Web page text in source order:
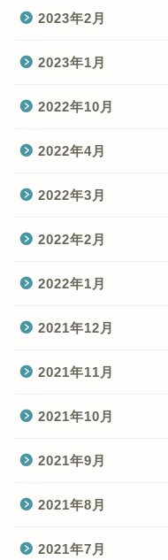
2023年2月
2023年1月
2022年10月
2022年4月
2022年3月
2022年2月
2022年1月
2021年12月
2021年11月
2021年10月
2021年9月
2021年8月
2021年7月